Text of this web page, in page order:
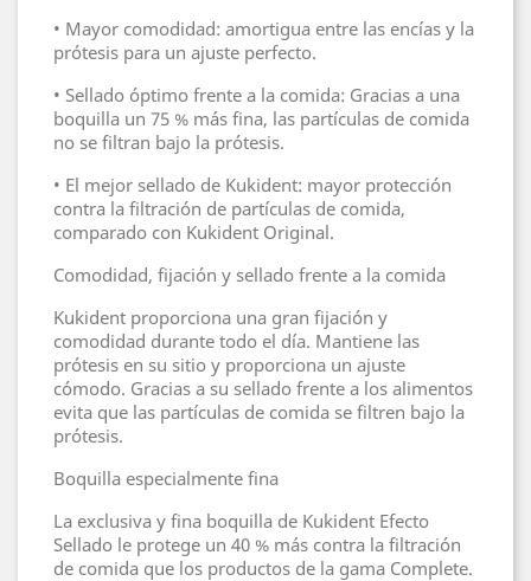
• Mayor comodidad: amortigua entre las encías y la
prótesis para un ajuste perfecto.
• Sellado óptimo frente a la comida: Gracias a una
boquilla un 75 % más fina, las partículas de comida
no se filtran bajo la prótesis.
• El mejor sellado de Kukident: mayor protección
contra la filtración de partículas de comida,
comparado con Kukident Original.
Comodidad, fijación y sellado frente a la comida
Kukident proporciona una gran fijación y
comodidad durante todo el día. Mantiene las
prótesis en su sitio y proporciona un ajuste
cómodo. Gracias a su sellado frente a los alimentos
evita que las partículas de comida se filtren bajo la
prótesis.
Boquilla especialmente fina
La exclusiva y fina boquilla de Kukident Efecto
Sellado le protege un 40 % más contra la filtración
de comida que los productos de la gama Complete.